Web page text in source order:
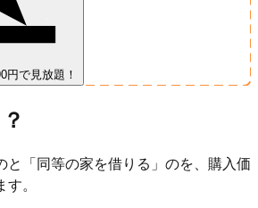
円で見放題！
と「同等の家を借りる」のを、購入価
。